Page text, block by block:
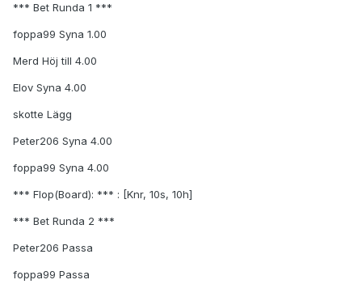
*** Bet Runda 1 ***
foppa99 Syna 1.00
Merd Höj till 4.00
Elov Syna 4.00
skotte Lägg
Peter206 Syna 4.00
foppa99 Syna 4.00
*** Flop(Board): *** : [Knr, 10s, 10h]
*** Bet Runda 2 ***
Peter206 Passa
foppa99 Passa